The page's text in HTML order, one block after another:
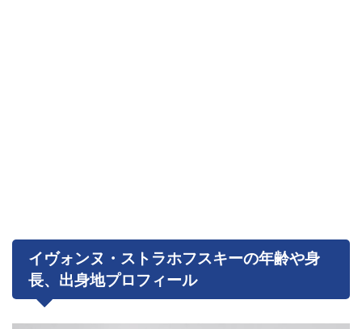
イヴォンヌ・ストラホフスキーの年齢や身
長、出身地プロフィール